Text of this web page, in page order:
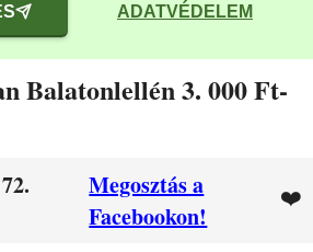
ADATVÉDELEM
Balatonlellén 3. 000 Ft-
Megosztás a
Facebookon!
❤️